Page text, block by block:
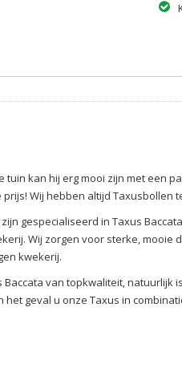
tuin kan hij erg mooi zijn met een
Wij hebben altijd Taxusbollen
zijn gespecialiseerd in Taxus
Wij zorgen voor sterke, mooie
kwekerij.
van topkwaliteit,
geval u onze Taxus in